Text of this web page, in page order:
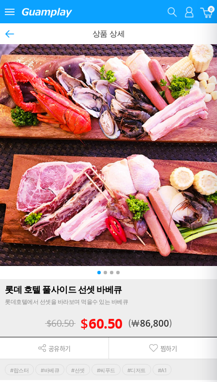
0
상품 상세
롯데 호텔 풀사이드 선셋 바베큐
롯데호텔에서 선셋을 바라보며 먹을수 있는 바베큐
￦86,800
$60.50 $60.50
공유하기 찜하기
#랍스터 #바베큐 #선셋 #씨푸드 #디저트 #A1